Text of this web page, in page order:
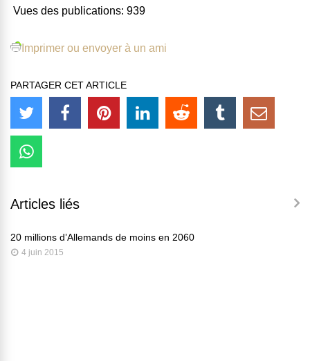
Vues des publications: 939
Imprimer ou envoyer à un ami
PARTAGER CET ARTICLE
Articles liés
20 millions d’Allemands de moins en 2060
4 juin 2015